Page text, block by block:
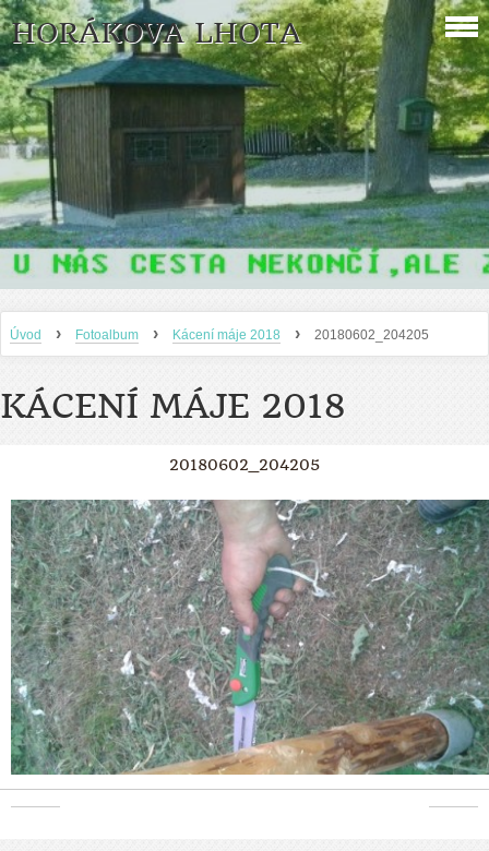
HORÁKOVA LHOTA
Úvod › Fotoalbum › Kácení máje 2018 › 20180602_204205
KÁCENÍ MÁJE 2018
20180602_204205